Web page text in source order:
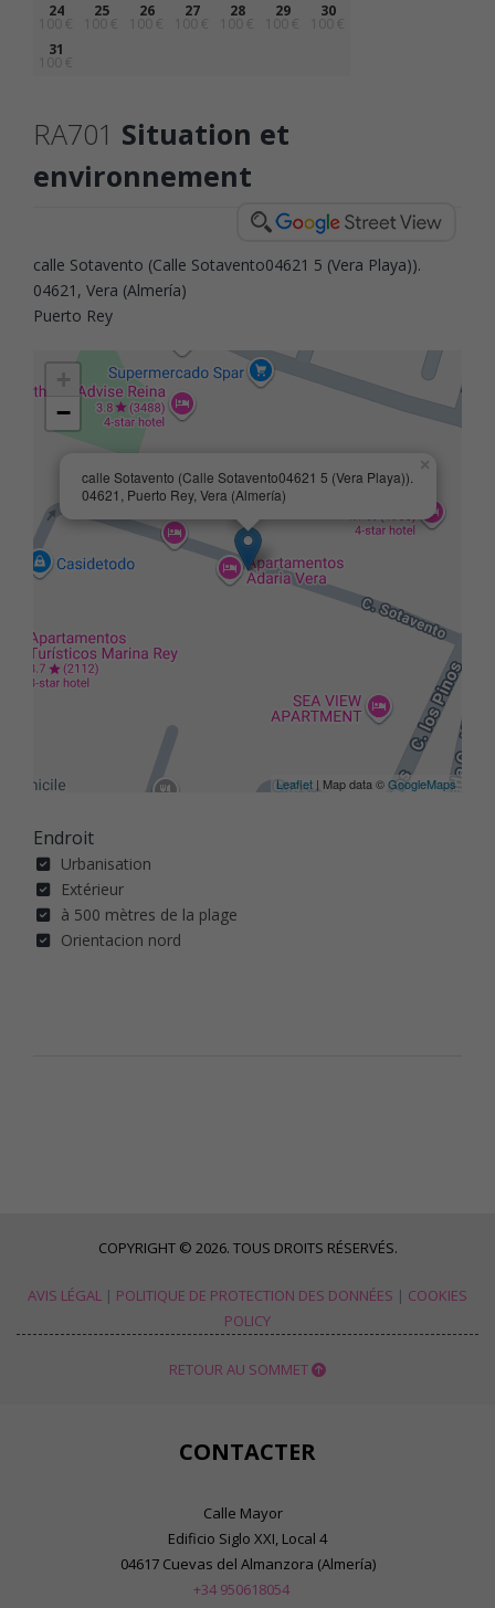
24
100 €
25
100 €
26
100 €
27
100 €
28
100 €
29
100 €
30
100 €
31
100 €
RA701 Situation et
environnement
calle Sotavento (Calle Sotavento04621 5 (Vera Playa)).
04621, Vera (Almería)
Puerto Rey
calle Sotavento (Calle Sotavento04621 5 (Vera Playa)).
04621, Puerto Rey, Vera (Almería)
×
−
Leaflet | Map data ©GoogleMaps
Endroit
Urbanisation
Extérieur
à 500 mètres de la plage
Orientacion nord
COPYRIGHT © 2026. TOUS DROITS RÉSERVÉS.
AVIS LÉGAL | POLITIQUE DE PROTECTION DES DONNÉES | COOKIES
POLICY
RETOUR AU SOMMET
CONTACTER
Calle Mayor
Edificio Siglo XXI, Local 4
04617 Cuevas del Almanzora (Almería)
+34 950618054